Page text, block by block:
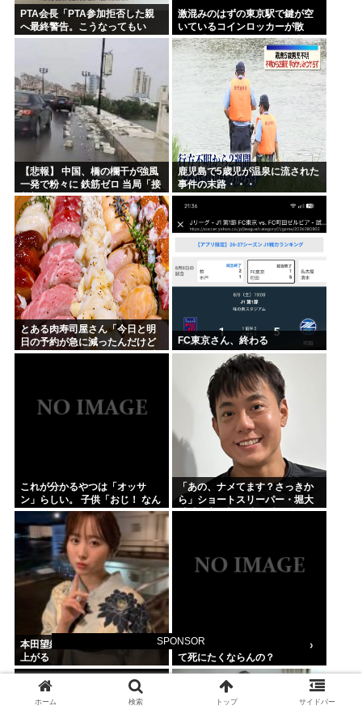
SPONSOR
PTA会長「PTA参加拒否した親
へ最終警告。こうなってもい
い？」
激混みのはずの東京駅で鍵が空
いているコインロッカーが散
見、「ラッキー」と思って中を
確認してみると……
【悲報】 中国、橋の欄干が強風
一発で粉々に 鉄筋ゼロ 当局「接
着剤でくっつけただけ」「正常
で、品質問題はない」
鹿児島で5歳児が温泉に流された
事件の末路・・・
とある肉寿司屋さん「今日と明
日の予約が急に減ったんだけど
なんで！？」 → 最悪の原因が判
FC東京さん、終わる
これが分かるやつは「オッサ
ン」らしい。 子供「おじ！ なん
だこれは！」
「あの、ナメてます？さっきか
ら」ショートスリーパー・堀大
輔氏が高須幹弥氏にブチギレ
本田望結さん(22)和風美人に仕
上がる
誰でもできる仕事してるやつっ
て死にたくならんの？
ホーム 検索 トップ サイドバー